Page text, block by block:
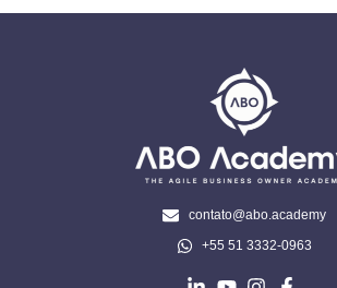
contato@abo.academy
+55 51 3332-0963